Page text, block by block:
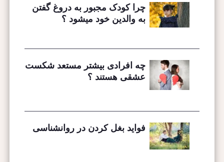
چرا کودک مجبور به دروغ گفتن
به والدین خود میشود ؟
چه افرادی بیشتر مستعد شکست
عشقی هستند ؟
فواید بغل کردن در روانشناسی